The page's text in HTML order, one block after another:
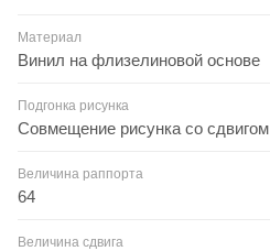
Материал
Винил на флизелиновой основе
Подгонка рисунка
Совмещение рисунка со сдвигом
Величина раппорта
64
Величина сдвига